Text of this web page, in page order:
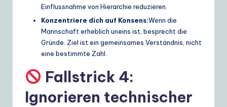
Einflussnahme von Hierarchie reduzieren.
Konzentriere dich auf Konsens:Wenn die
Mannschaft erheblich uneins ist, besprecht die
Gründe. Ziel ist ein gemeinsames Verständnis, nicht
eine bestimmte Zahl.
Fallstrick 4:
Ignorieren technischer